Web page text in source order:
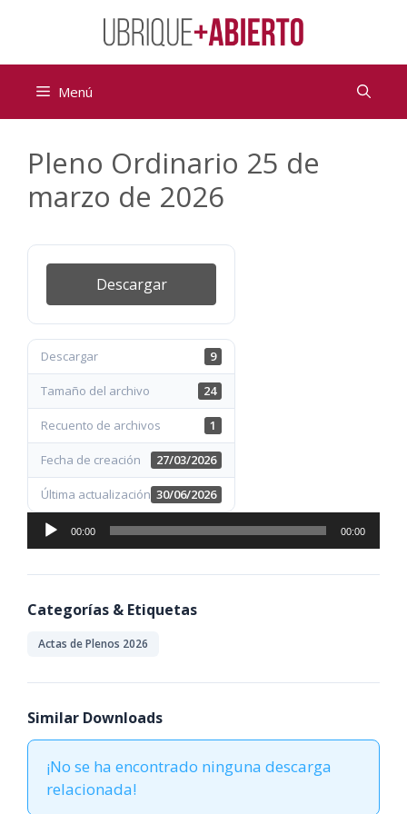
Menú
Pleno Ordinario 25 de
marzo de 2026
Descargar
Descargar 9
Tamaño del archivo 24
Recuento de archivos 1
Fecha de creación 27/03/2026
Última actualización 30/06/2026
Reproductor
de
audio
00:00 00:00
Categorías & Etiquetas
Actas de Plenos 2026
Similar Downloads
¡No se ha encontrado ninguna descarga
relacionada!